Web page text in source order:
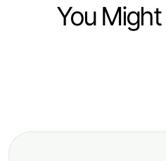
You
So bauen Sie Ihr